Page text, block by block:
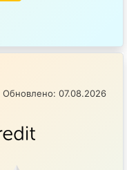
Обновлено: 07.08.2026